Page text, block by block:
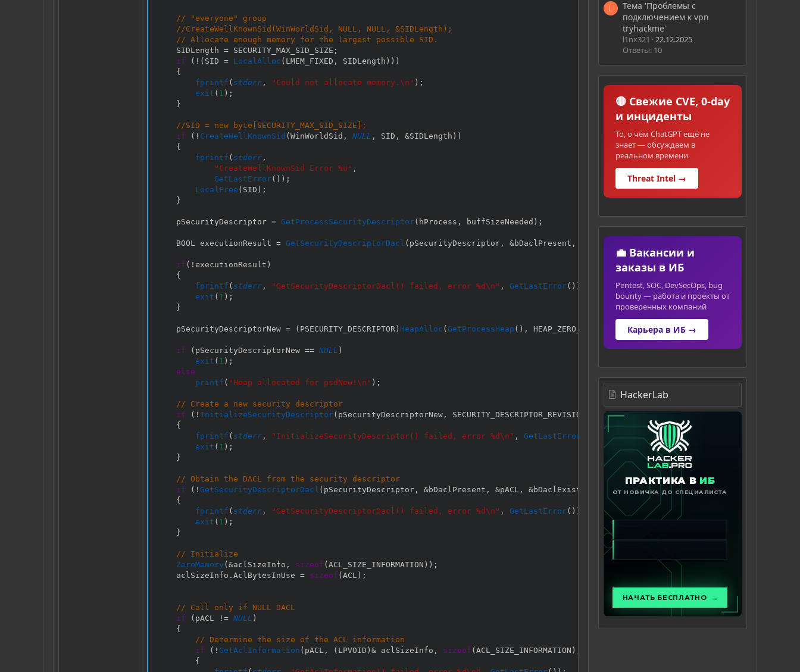
// "everyone" group
//CreateWellKnownSid(WinWorldSid, NULL, NULL, &SIDLength);
// Allocate enough memory for the largest possible SID.
    SIDLength
= SECURITY_MAX_SID_SIZE ;
if
( ! ( SID = LocalAlloc ( LMEM_FIXED , SIDLength ) ) )
{
fprintf ( stderr , "Could not allocate memory.\n" ) ;
exit ( 1 ) ;
}
//SID = new byte[SECURITY_MAX_SID_SIZE];
if
( ! CreateWellKnownSid ( WinWorldSid , NULL , SID , &SIDLength ) )
{
fprintf ( stderr ,
"CreateWellKnownSid Error %u" ,
GetLastError( ) ) ;
LocalFree ( SID ) ;
}
    pSecurityDescriptor
= GetProcessSecurityDescriptor( hProcess , buffSizeNeeded ) ;
    BOOL executionResult
= GetSecurityDescriptorDacl ( pSecurityDescriptor , &bDaclPresent ,
if ( ! executionResult )
{
fprintf ( stderr , "GetSecurityDescriptorDacl() failed, error %d\n" , GetLastError( )
exit ( 1 ) ;
}
    pSecurityDescriptorNew
= ( PSECURITY_DESCRIPTOR ) HeapAlloc ( GetProcessHeap ( ) , HEAP_ZERO_MEMORY buffSizeNeeded );
if ( pSecurityDescriptorNew == NULL )
exit ( 1 ) ;
else
printf ( "Heap allocated for psdNew!\n" ) ;
// Create a new security descriptor
if
( ! InitializeSecurityDescriptor( pSecurityDescriptorNew , SECURITY_DESCRIPTOR_REVISION
{
fprintf ( stderr , "InitializeSecurityDescriptor() failed, error %d\n" , GetLastError
exit ( 1 ) ;
}
// Obtain the DACL from the security descriptor
if
( ! GetSecurityDescriptorDacl ( pSecurityDescriptor , &bDaclPresent , &pACL , &bDaclExist
{
fprintf ( stderr , "GetSecurityDescriptorDacl() failed, error %d\n" , GetLastError( )
exit ( 1 ) ;
}
// Initialize
ZeroMemory ( &aclSizeInfo , sizeof ( ACL_SIZE_INFORMATION ) ) ;
    aclSizeInfo
. AclBytesInUse = sizeof ( ACL ) ;
// Call only if NULL DACL
if
( pACL != NULL )
{
// Determine the size of the ACL information
if
( ! GetAclInformation ( pACL , ( LPVOID ) & aclSizeInfo , sizeof ( ACL_SIZE_INFORMATION )
{
L
Тема 'Проблемы с
подключением к vpn
tryhackme'
l1nx321
22.12.2025
Ответы: 10
🔴 Свежие CVE, 0-day
и инциденты
То, о чём ChatGPT ещё не
знает — обсуждаем в
реальном времени
Threat Intel →
💼 Вакансии и
заказы в ИБ
Pentest, SOC, DevSecOps, bug
bounty — работа и проекты от
проверенных компаний
Карьера в ИБ →
HackerLab